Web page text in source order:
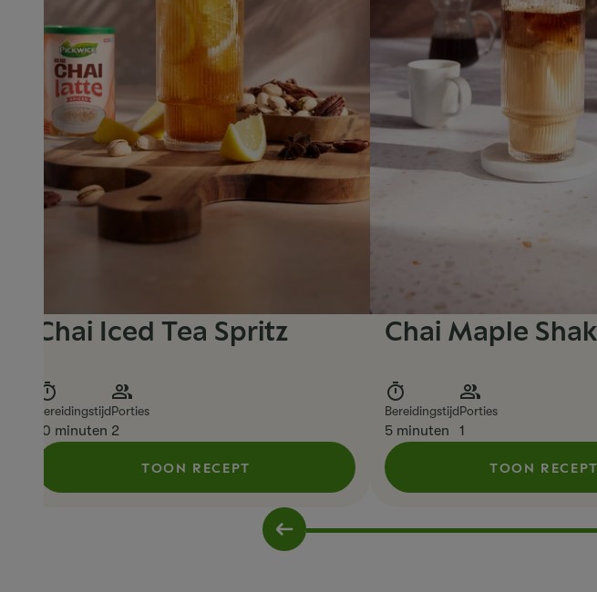
Chai Iced Tea Spritz
Bereidingstijd
10 minuten
Porties
2
TOON RECEPT
Chai Maple
Bereidingstijd
5 minuten
Porties
1
TOON RECEPT